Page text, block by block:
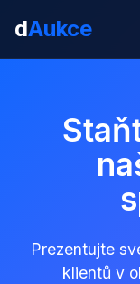
dAukce
Prezentujte
klientů v